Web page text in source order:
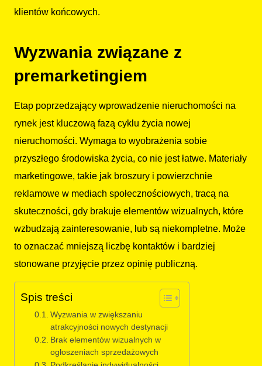
klientów końcowych.
Wyzwania związane z
premarketingiem
Etap poprzedzający wprowadzenie nieruchomości na
rynek jest kluczową fazą cyklu życia nowej
nieruchomości. Wymaga to wyobrażenia sobie
przyszłego środowiska życia, co nie jest łatwe. Materiały
marketingowe, takie jak broszury i powierzchnie
reklamowe w mediach społecznościowych, tracą na
skuteczności, gdy brakuje elementów wizualnych, które
wzbudzają zainteresowanie, lub są niekompletne. Może
to oznaczać mniejszą liczbę kontaktów i bardziej
stonowane przyjęcie przez opinię publiczną.
Spis treści
Wyzwania w zwiększaniu
atrakcyjności nowych destynacji
Brak elementów wizualnych w
ogłoszeniach sprzedażowych